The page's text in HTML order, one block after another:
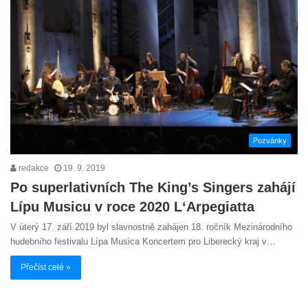
Pozvánky
redakce 19. 9. 2019
Po superlativních The King’s Singers zahájí
Lípu Musicu v roce 2020 L‘Arpegiatta
V úterý 17. září 2019 byl slavnostně zahájen 18. ročník Mezinárodního
hudebního festivalu Lípa Musica Koncertem pro Liberecký kraj v…
Přečíst celé »